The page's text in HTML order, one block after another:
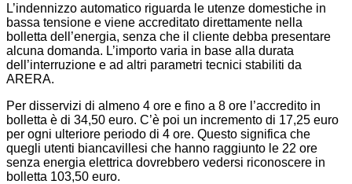
L’indennizzo automatico riguarda le utenze domestiche in
bassa tensione e viene accreditato direttamente nella
bolletta dell’energia, senza che il cliente debba presentare
alcuna domanda. L’importo varia in base alla durata
dell’interruzione e ad altri parametri tecnici stabiliti da
ARERA.
Per disservizi di almeno 4 ore e fino a 8 ore l’accredito in
bolletta è di 34,50 euro. C’è poi un incremento di 17,25 euro
per ogni ulteriore periodo di 4 ore. Questo significa che
quegli utenti biancavillesi che hanno raggiunto le 22 ore
senza energia elettrica dovrebbero vedersi riconoscere in
bolletta 103,50 euro.